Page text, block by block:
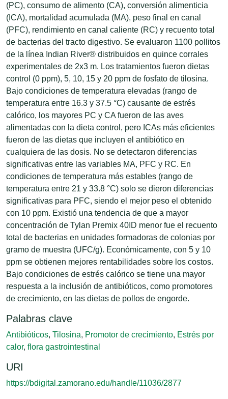
(PC), consumo de alimento (CA), conversión alimenticia
(ICA), mortalidad acumulada (MA), peso final en canal
(PFC), rendimiento en canal caliente (RC) y recuento total
de bacterias del tracto digestivo. Se evaluaron 1100 pollitos
de la línea Indian River® distribuidos en quince corrales
experimentales de 2x3 m. Los tratamientos fueron dietas
control (0 ppm), 5, 10, 15 y 20 ppm de fosfato de tilosina.
Bajo condiciones de temperatura elevadas (rango de
temperatura entre 16.3 y 37.5 °C) causante de estrés
calórico, los mayores PC y CA fueron de las aves
alimentadas con la dieta control, pero ICAs más eficientes
fueron de las dietas que incluyen el antibiótico en
cualquiera de las dosis. No se detectaron diferencias
significativas entre las variables MA, PFC y RC. En
condiciones de temperatura más estables (rango de
temperatura entre 21 y 33.8 °C) solo se dieron diferencias
significativas para PFC, siendo el mejor peso el obtenido
con 10 ppm. Existió una tendencia de que a mayor
concentración de Tylan Premix 40ID menor fue el recuento
total de bacterias en unidades formadoras de colonias por
gramo de muestra (UFC/g). Económicamente, con 5 y 10
ppm se obtienen mejores rentabilidades sobre los costos.
Bajo condiciones de estrés calórico se tiene una mayor
respuesta a la inclusión de antibióticos, como promotores
de crecimiento, en las dietas de pollos de engorde.
Palabras clave
Antibióticos, Tilosina, Promotor de crecimiento, Estrés por
calor, flora gastrointestinal
URI
https://bdigital.zamorano.edu/handle/11036/2877